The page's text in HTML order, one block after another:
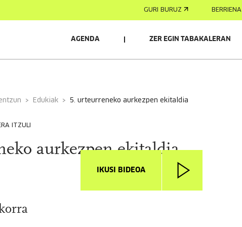
GURI BURUZ BERRIENA
AGENDA ZER EGIN TABAKALERAN
Edukiak 5. urteurreneko aurkezpen ekitaldia
ITZULI
aurkezpen ekitaldia
IKUSI BIDEOA